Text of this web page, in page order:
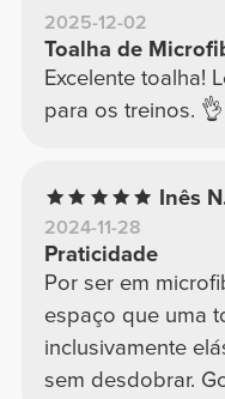
2025-12-02
Toalha de
Excelente toalha!
para os treinos. 👌
Inês
2024-11-28
Praticidade
Por ser em
espaço que uma
inclusivamente
sem desdobrar.